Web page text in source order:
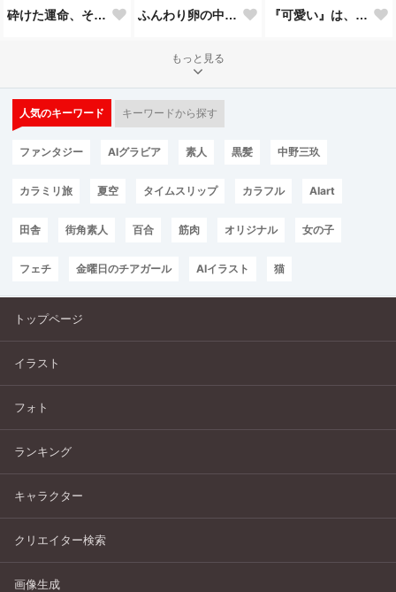
砕けた運命、それでも君を見つめて。 ふんわり卵の中華粥 『可愛い』は、一回じゃ足りない。🩵
もっと見る
人気のキーワード キーワードから探す
ファンタジー AIグラビア 素人 黒髪 中野三玖
カラミリ旅 夏空 タイムスリップ カラフル AIart
田舎 街角素人 百合 筋肉 オリジナル 女の子
フェチ 金曜日のチアガール AIイラスト 猫
トップページ
イラスト
フォト
ランキング
キャラクター
クリエイター検索
画像生成